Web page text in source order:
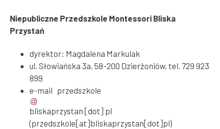
Niepubliczne Przedszkole Montessori Bliska
Przystań
dyrektor: Magdalena Markulak
ul. Słowiańska 3a, 58-200 Dzierżoniów, tel. 729 923
899
e-mail przedszkole
bliskaprzystan [dot] pl
(przedszkole[at]bliskaprzystan[dot]pl)